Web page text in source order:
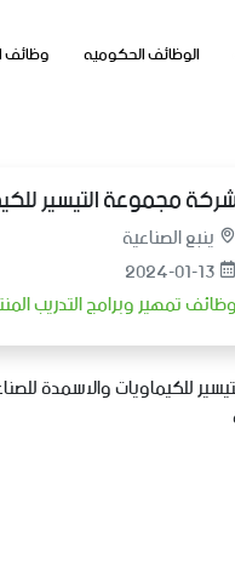
الوظائف الحكوميه وظائف
مجموعة التيسير
ينبع الصناعية
2024-01-13
وظائف تمهير وبرامج التدريب